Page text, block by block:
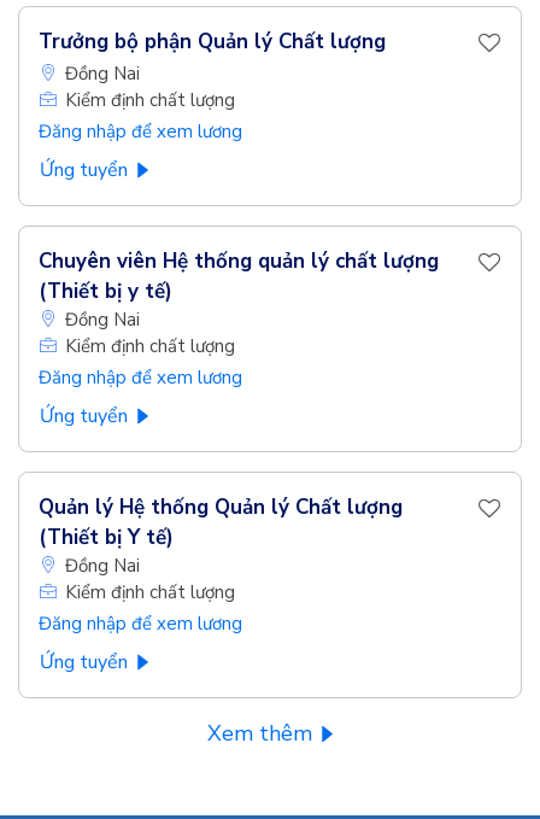
Trưởng bộ phận Quản lý Chất lượng
Đồng Nai
Kiểm định chất lượng
Đăng nhập để xem lương
Ứng tuyển
Chuyên viên Hệ thống quản lý chất lượng
(Thiết bị y tế)
Đồng Nai
Kiểm định chất lượng
Đăng nhập để xem lương
Ứng tuyển
Quản lý Hệ thống Quản lý Chất lượng
(Thiết bị Y tế)
Đồng Nai
Kiểm định chất lượng
Đăng nhập để xem lương
Ứng tuyển
Xem thêm